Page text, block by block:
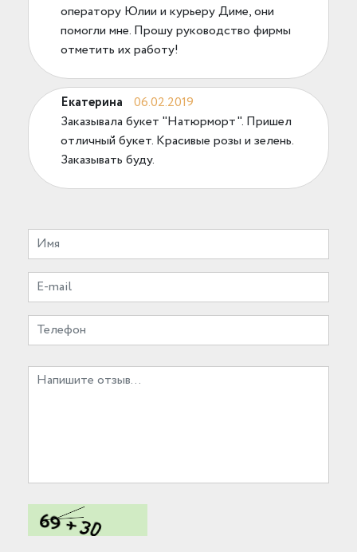
оператору Юлии и курьеру Диме, они
помогли мне. Прошу руководство фирмы
отметить их работу!
Екатерина
06.02.2019
Заказывала букет "Натюрморт". Пришел
отличный букет. Красивые розы и зелень.
Заказывать буду.